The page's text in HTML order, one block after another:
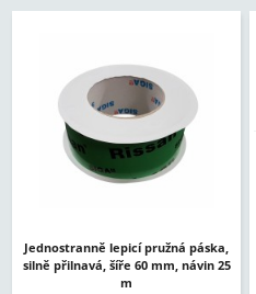
Jednostranně lepicí pružná páska,
silně přilnavá, šíře 60 mm, návin 25
m